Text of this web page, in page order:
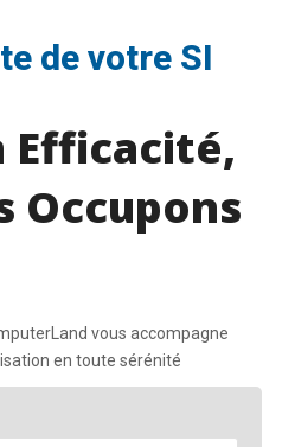
de votre SI
Efficacité,
Occupons
vous accompagne
en toute sérénité